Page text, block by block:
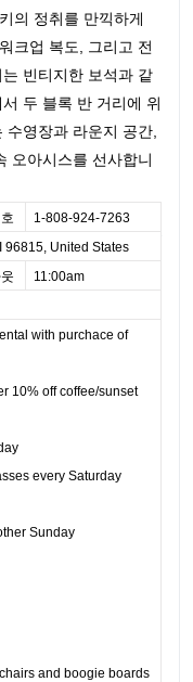
의 정취를 만끽하게
크업 복도, 그리고 전
빈티지한 보석과 같
두 블록 반 거리에 위
영장과 라운지 공간,
오아시스를 선사합니
1-808-924-7263
96815, United States
11:00am
with purchace of
10% off coffee/sunset
every Saturday
Sunday
and boogie boards